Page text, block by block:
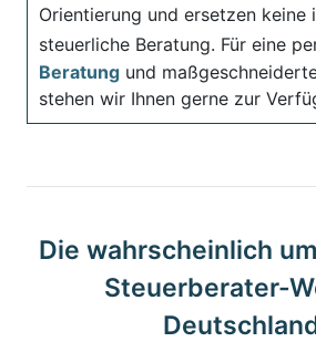
Orientierung und ersetzen keine
steuerliche Beratung. Für eine
Beratung und
stehen wir Ihnen gerne zur
Die wahrscheinlich
Steuerberater-